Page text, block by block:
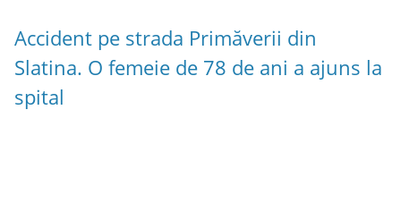
Accident pe strada Primăverii din
Slatina. O femeie de 78 de ani a ajuns la
spital